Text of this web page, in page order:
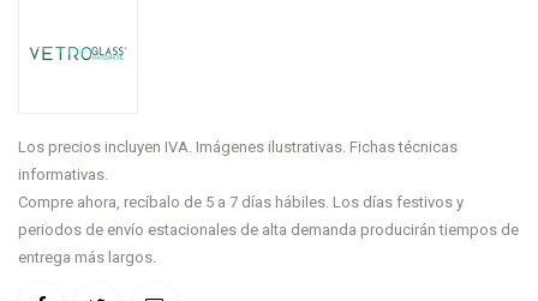
Los precios incluyen IVA. Imágenes ilustrativas. Fichas técnicas
informativas.
Compre ahora, recíbalo de 5 a 7 días hábiles. Los días festivos y
periodos de envío estacionales de alta demanda producirán tiempos de
entrega más largos.